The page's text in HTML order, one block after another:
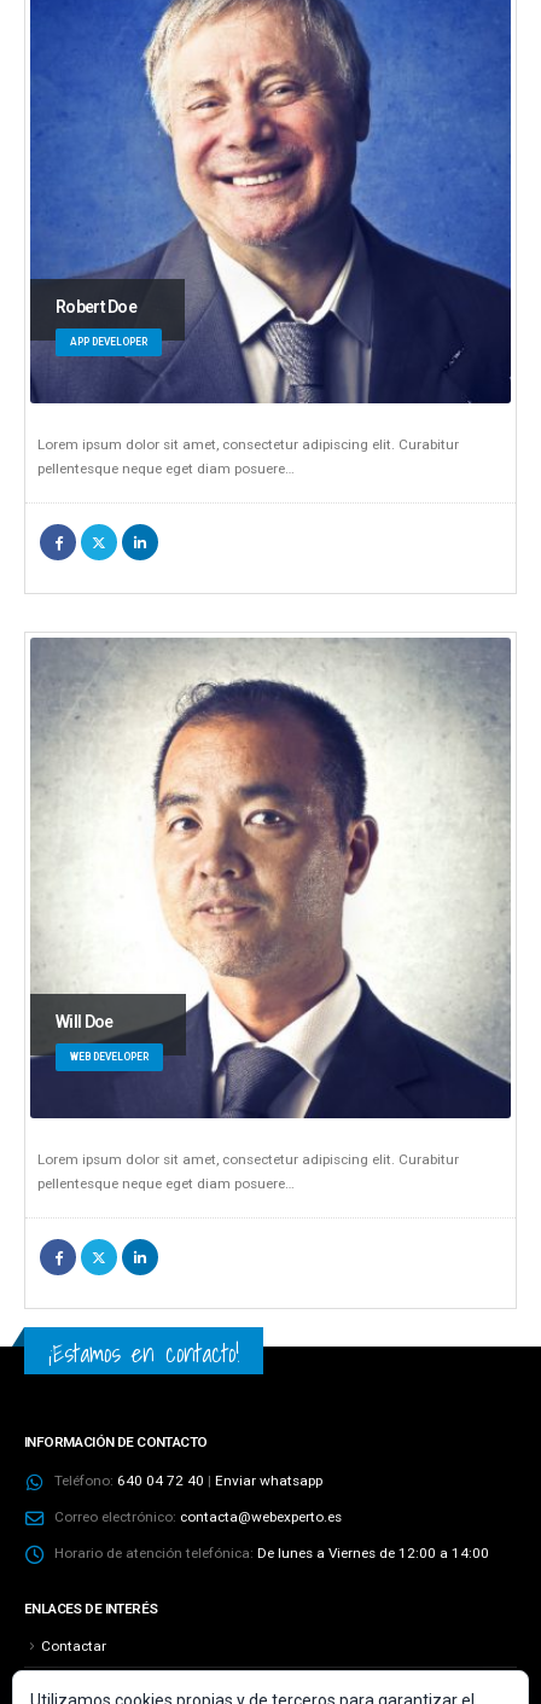
Robert Doe
APP DEVELOPER
Lorem ipsum dolor sit amet, consectetur adipiscing elit. Curabitur
pellentesque neque eget diam posuere…
Will Doe
WEB DEVELOPER
Lorem ipsum dolor sit amet, consectetur adipiscing elit. Curabitur
pellentesque neque eget diam posuere…
¡Estamos en contacto!
INFORMACIÓN DE CONTACTO
Teléfono: 640 04 72 40 | Enviar whatsapp
Correo electrónico: contacta@webexperto.es
Horario de atención telefónica: De lunes a Viernes de 12:00 a 14:00
ENLACES DE INTERÉS
Contactar